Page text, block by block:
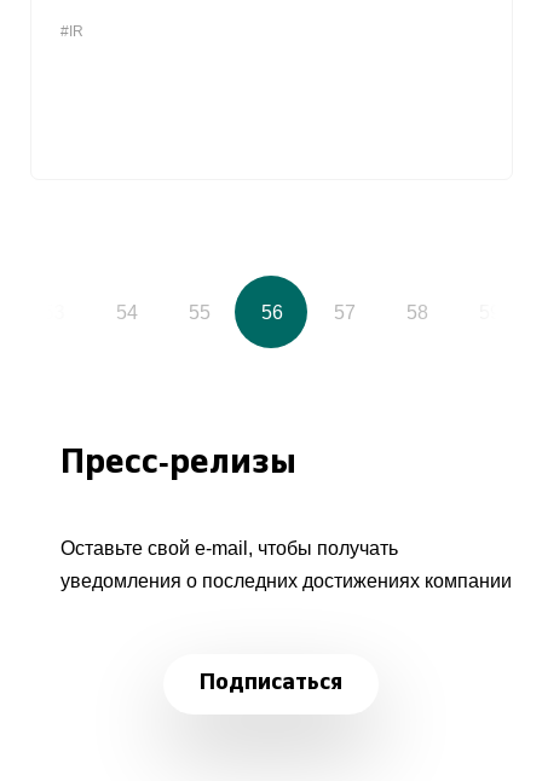
#IR
54 55 56 57 58
Пресс-релизы
Оставьте свой e-mail, чтобы получать
уведомления о последних достижениях компании
Подписаться